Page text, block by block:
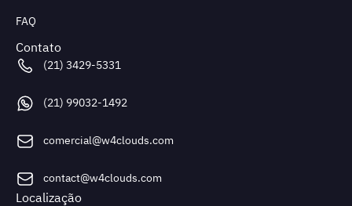
FAQ
Contato
(21) 3429-5331
(21) 99032-1492
comercial@w4clouds.com
contact@w4clouds.com
Localização